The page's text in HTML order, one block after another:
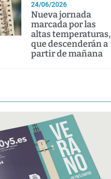
24/06/2026
Nueva jornada
marcada por las
altas temperaturas,
que descenderán a
partir de mañana